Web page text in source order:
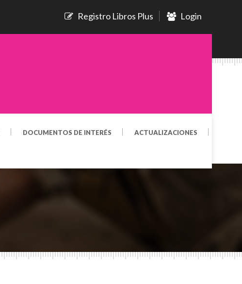
Registro Libros Plus Login
DOCUMENTOS DE INTERÉS ACTUALIZACIONES